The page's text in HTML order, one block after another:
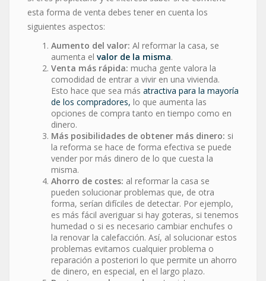
esta forma de venta debes tener en cuenta los
siguientes aspectos:
Aumento del valor: Al reformar la casa, se
aumenta el valor de la misma.
Venta más rápida: mucha gente valora la
comodidad de entrar a vivir en una vivienda.
Esto hace que sea más atractiva para la mayoría
de los compradores, lo que aumenta las
opciones de compra tanto en tiempo como en
dinero.
Más posibilidades de obtener más dinero: si
la reforma se hace de forma efectiva se puede
vender por más dinero de lo que cuesta la
misma.
Ahorro de costes: al reformar la casa se
pueden solucionar problemas que, de otra
forma, serían difíciles de detectar. Por ejemplo,
es más fácil averiguar si hay goteras, si tenemos
humedad o si es necesario cambiar enchufes o
la renovar la calefacción. Así, al solucionar estos
problemas evitamos cualquier problema o
reparación a posteriori lo que permite un ahorro
de dinero, en especial, en el largo plazo.